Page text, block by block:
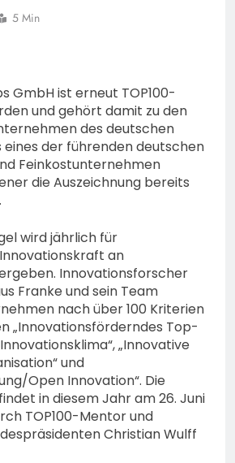
5 Min
GmbH ist erneut TOP100-
und gehört damit zu den
des deutschen
eines der führenden deutschen
Feinkostunternehmen
die Auszeichnung bereits
wird jährlich für
an
Innovationsforscher
Franke und sein Team
nach über 100 Kriterien
„Innovationsförderndes Top-
„Innovative
und
Open Innovation“. Die
in diesem Jahr am 26. Juni
TOP100-Mentor und
Christian Wulff